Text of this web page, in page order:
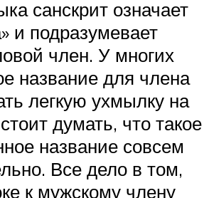
санскрит означает
и подразумевает
член. У многих
название для члена
легкую ухмылку на
думать, что такое
название совсем
Все дело в том,
к мужскому члену